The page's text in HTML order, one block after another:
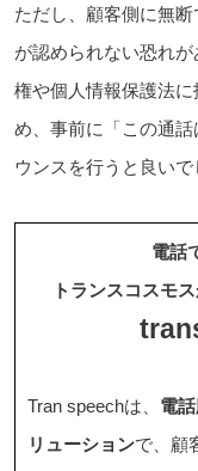
ただし、顧客側に無
が認められない恐れ
権や個人情報保護法
め、事前に「この通
ウンスを行うと良いで
電話
トランスコスモ
Tran speechは、 電
リューションで、顧